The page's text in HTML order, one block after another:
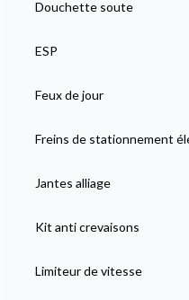
Douchette soute
ESP
Feux de jour
Freins de stationnement
Jantes alliage
Kit anti crevaisons
Limiteur de vitesse